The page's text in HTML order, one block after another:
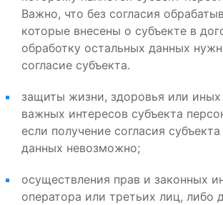
Важно, что без согласия
которые внесены о субъекте в
обработку остальных данных
согласие субъекта.
защиты жизни, здоровья или
важных интересов субъекта
если получение согласия
данных невозможно;
осуществления прав и законных
оператора или третьих лиц, либо